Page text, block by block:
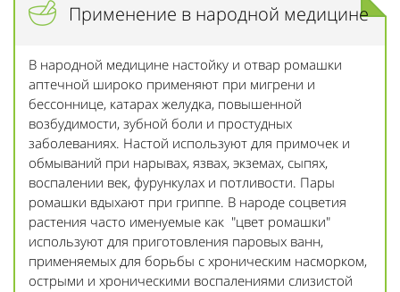
Применение в народной медицине
В народной медицине настойку и отвар ромашки
аптечной широко применяют при мигрени и
бессоннице, катарах желудка, повышенной
возбудимости, зубной боли и простудных
заболеваниях. Настой используют для примочек и
обмываний при нарывах, язвах, экземах, сыпях,
воспалении век, фурункулах и потливости. Пары
ромашки вдыхают при гриппе. В народе соцветия
растения часто именуемые как "цвет ромашки"
используют для приготовления паровых ванн,
применяемых для борьбы с хроническим насморком,
острыми и хроническими воспалениями слизистой